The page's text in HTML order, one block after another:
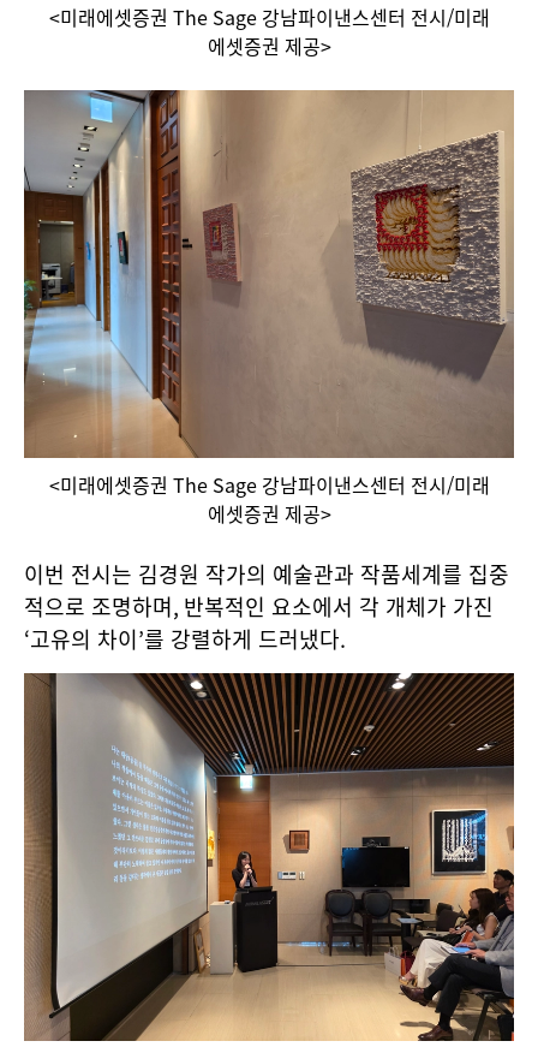
<미래에셋증권 The Sage 강남파이낸스센터 전시/미래
에셋증권 제공>
<미래에셋증권 The Sage 강남파이낸스센터 전시/미래
에셋증권 제공>
이번 전시는 김경원 작가의 예술관과 작품세계를 집중
적으로 조명하며, 반복적인 요소에서 각 개체가 가진
‘고유의 차이’를 강렬하게 드러냈다.